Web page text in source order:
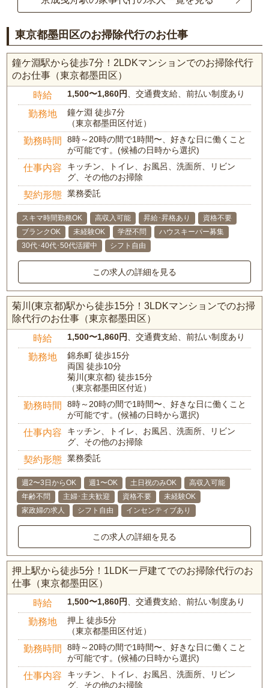
東京都墨田区のお掃除代行のお仕事
鐘ケ淵駅から徒歩7分！2LDKマンションでのお掃除代行
のお仕事（東京都墨田区）
時給 1,500〜1,860円 、交通費支給、前払い制度あり
勤務地
鐘ケ淵 徒歩7分
（東京都墨田区付近）
勤務時間
8時～20時の間で1時間〜、好きな日に働くこと
が可能です。(候補の日時から選択)
仕事内容
キッチン、トイレ、お風呂、洗面所、リビン
グ、その他のお掃除
契約形態 業務委託
スキマ時間勤務OK 高収入可能 昇給･昇格あり
資格不要
ブランクOK
未経験OK 学歴不問
ハウスキーパー募集
30代･40代･50代活躍中
シフト自由
この求人の詳細を見る
菊川(東京都)駅から徒歩15分！3LDKマンションでのお掃
除代行のお仕事（東京都墨田区）
時給 1,500〜1,860円 、交通費支給、前払い制度あり
勤務地
錦糸町 徒歩15分
両国 徒歩10分
菊川(東京都) 徒歩15分
（東京都墨田区付近）
勤務時間
8時～20時の間で1時間〜、好きな日に働くこと
が可能です。(候補の日時から選択)
仕事内容
キッチン、トイレ、お風呂、洗面所、リビン
グ、その他のお掃除
契約形態 業務委託
週2〜3日からOK 週1〜OK 土日祝のみOK
高収入可能
年齢不問
主婦･主夫歓迎 資格不要
未経験OK
家政婦の求人
シフト自由 インセンティブあり
この求人の詳細を見る
押上駅から徒歩5分！1LDK一戸建てでのお掃除代行のお
仕事（東京都墨田区）
時給 1,500〜1,860円 、交通費支給、前払い制度あり
勤務地
押上 徒歩5分
（東京都墨田区付近）
勤務時間
8時～20時の間で1時間〜、好きな日に働くこと
が可能です。(候補の日時から選択)
仕事内容
キッチン、トイレ、お風呂、洗面所、リビン
グ、その他のお掃除